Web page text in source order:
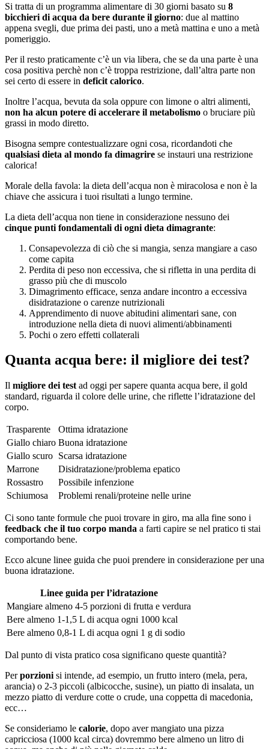
Si tratta di un programma alimentare di 30 giorni basato su 8
bicchieri di acqua da bere durante il giorno: due al mattino
appena svegli, due prima dei pasti, uno a metà mattina e uno a metà
pomeriggio.
Per il resto praticamente c’è un via libera, che se da una parte è una
cosa positiva perchè non c’è troppa restrizione, dall’altra parte non
sei certo di essere in deficit calorico.
Inoltre l’acqua, bevuta da sola oppure con limone o altri alimenti,
non ha alcun potere di accelerare il metabolismo o bruciare più
grassi in modo diretto.
Bisogna sempre contestualizzare ogni cosa, ricordandoti che
qualsiasi dieta al mondo fa dimagrire se instauri una restrizione
calorica!
Morale della favola: la dieta dell’acqua non è miracolosa e non è la
chiave che assicura i tuoi risultati a lungo termine.
La dieta dell’acqua non tiene in considerazione nessuno dei
cinque punti fondamentali di ogni dieta dimagrante:
Consapevolezza di ciò che si mangia, senza mangiare a caso
come capita
Perdita di peso non eccessiva, che si rifletta in una perdita di
grasso più che di muscolo
Dimagrimento efficace, senza andare incontro a eccessiva
disidratazione o carenze nutrizionali
Apprendimento di nuove abitudini alimentari sane, con
introduzione nella dieta di nuovi alimenti/abbinamenti
Pochi o zero effetti collaterali
Quanta acqua bere: il migliore dei test?
Il migliore dei test ad oggi per sapere quanta acqua bere, il gold
standard, riguarda il colore delle urine, che riflette l’idratazione del
corpo.
Trasparente
Ottima idratazione
Giallo chiaro Buona idratazione
Giallo scuro Scarsa idratazione
Marrone
Disidratazione/problema epatico
Rossastro
Possibile infenzione
Schiumosa
Problemi renali/proteine nelle urine
Ci sono tante formule che puoi trovare in giro, ma alla fine sono i
feedback che il tuo corpo manda a farti capire se nel pratico ti stai
comportando bene.
Ecco alcune linee guida che puoi prendere in considerazione per una
buona idratazione.
Linee guida per l’idratazione
Mangiare almeno 4-5 porzioni di frutta e verdura
Bere almeno 1-1,5 L di acqua ogni 1000 kcal
Bere almeno 0,8-1 L di acqua ogni 1 g di sodio
Dal punto di vista pratico cosa significano queste quantità?
Perporzioni si intende, ad esempio, un frutto intero (mela, pera,
arancia) o 2-3 piccoli (albicocche, susine), un piatto di insalata, un
mezzo piatto di verdure cotte o crude, una coppetta di macedonia,
ecc…
Se consideriamo le calorie, dopo aver mangiato una pizza
capricciosa (1000 kcal circa) dovremmo bere almeno un litro di